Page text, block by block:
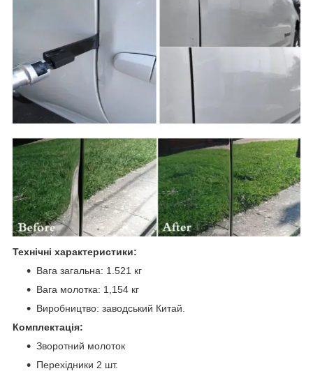
Технічні характеристики:
Вага загальна: 1.521 кг
Вага молотка: 1,154 кг
Виробництво: заводський Китай.
Комплектація:
Зворотний молоток
Перехідники 2 шт.